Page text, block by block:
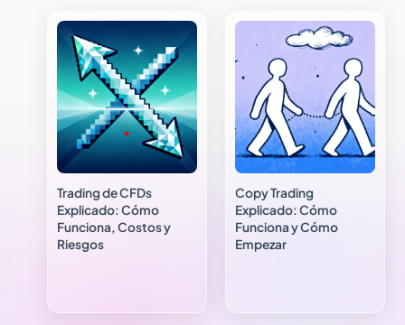
Trading de CFDs
Explicado: Cómo
Funciona, Costos y
Riesgos
Copy Trading
Explicado: Cómo
Funciona y Cómo
Empezar